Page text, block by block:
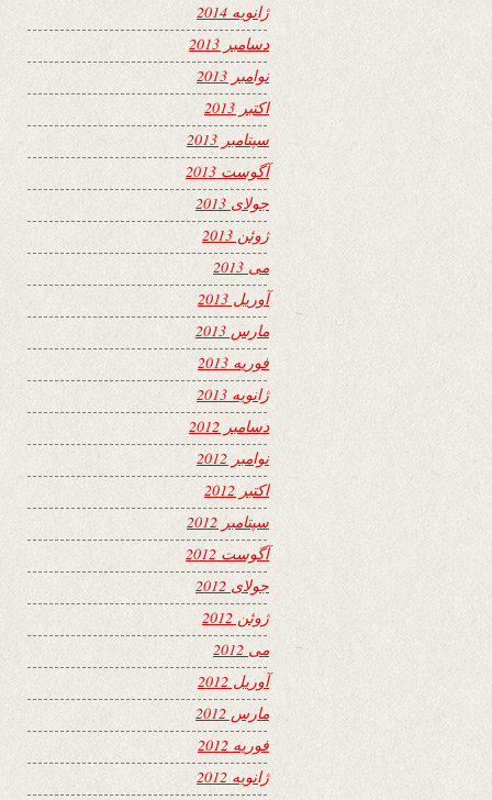
ژانویه 2014
دسامبر 2013
نوامبر 2013
اکتبر 2013
سپتامبر 2013
آگوست 2013
جولای 2013
ژوئن 2013
می 2013
آوریل 2013
مارس 2013
فوریه 2013
ژانویه 2013
دسامبر 2012
نوامبر 2012
اکتبر 2012
سپتامبر 2012
آگوست 2012
جولای 2012
ژوئن 2012
می 2012
آوریل 2012
مارس 2012
فوریه 2012
ژانویه 2012